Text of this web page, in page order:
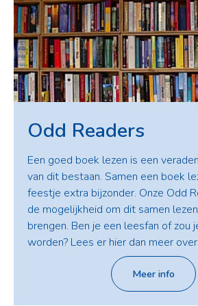
Odd Readers
Een goed boek lezen is een
van dit bestaan. Samen een boek
feestje extra bijzonder. Onze Odd
de mogelijkheid om dit samen
brengen. Ben je een leesfan of zou
worden? Lees er hier dan meer over.
Meer info